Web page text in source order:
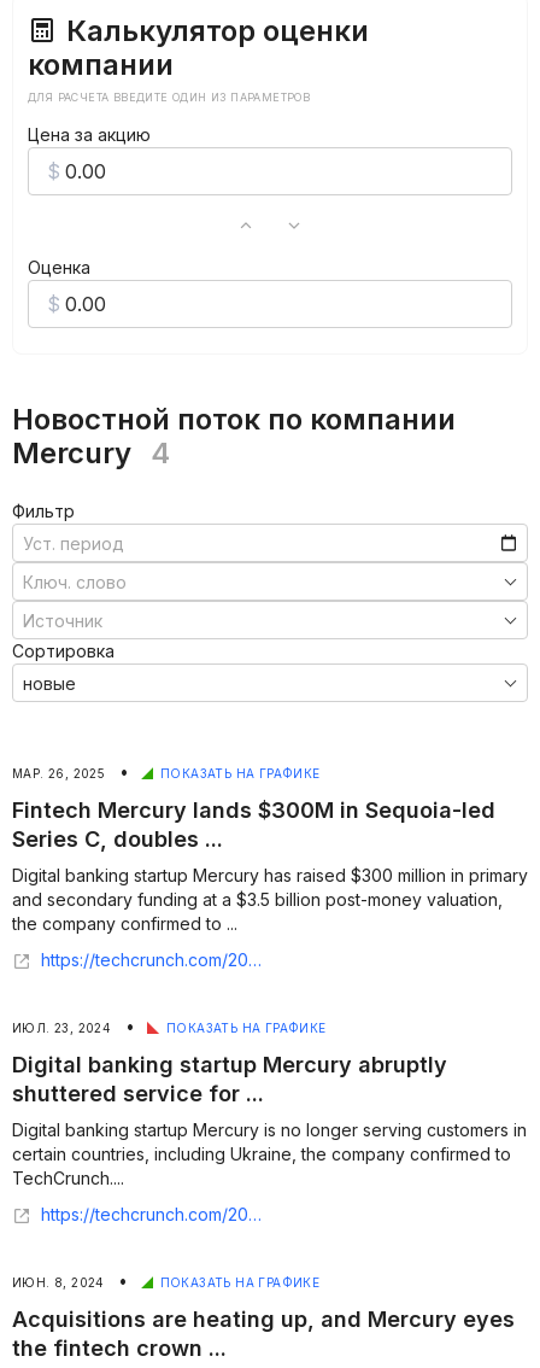
Калькулятор оценки
компании
ДЛЯ РАСЧЕТА ВВЕДИТЕ ОДИН ИЗ ПАРАМЕТРОВ
Цена за акцию
Оценка
Новостной поток по компании
Mercury 4
Фильтр
Сортировка
МАР. 26, 2025 • ПОКАЗАТЬ НА ГРАФИКЕ
Fintech Mercury lands $300M in Sequoia-led
Series C, doubles ...
Digital banking startup Mercury has raised $300 million in primary
and secondary funding at a $3.5 billion post-money valuation,
the company confirmed to ...
https://techcrunch.com/2025/03/26/fintech-mercury-lands-300m-in-sequoia-led-series-c-doubles-valuation-to-3-5b/
ИЮЛ. 23, 2024 • ПОКАЗАТЬ НА ГРАФИКЕ
Digital banking startup Mercury abruptly
shuttered service for ...
Digital banking startup Mercury is no longer serving customers in
certain countries, including Ukraine, the company confirmed to
TechCrunch....
https://techcrunch.com/2024/07/23/mercury-bank-fintech-sanctions-ukraine-nigeria/
ИЮН. 8, 2024 • ПОКАЗАТЬ НА ГРАФИКЕ
Acquisitions are heating up, and Mercury eyes
the fintech crown ...